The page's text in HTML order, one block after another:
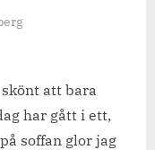
att bara
har gått i ett,
soffan glor jag